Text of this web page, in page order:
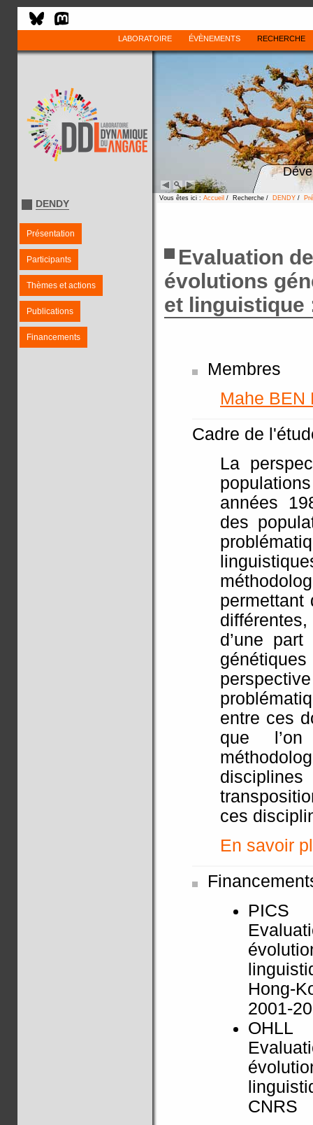
LABORATOIRE ÉVÈNEMENTS RECHERCHE
DENDY
Présentation
Participants
Thèmes et actions
Publications
Financements
Vous êtes ici : Accueil / Recherche / DENDY /
Evaluation
évolutions
et linguistique
Membres
Mahe BEN
Cadre de
La
années
des
permettant
d’une
entre ces
que
ces
En savoir
PICS
Hong-
2001-
OHLL
CNRS